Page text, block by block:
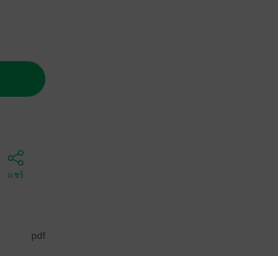
แชร์
pdf